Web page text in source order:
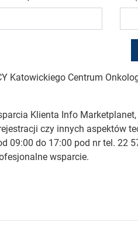
Katowickiego Centrum
Klienta Info
czy innych aspektów
09:00 do 17:00 pod nr tel. 22
wsparcie.